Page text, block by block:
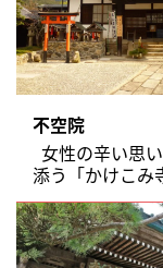
不空院
女性の辛い思
添う「かけこ